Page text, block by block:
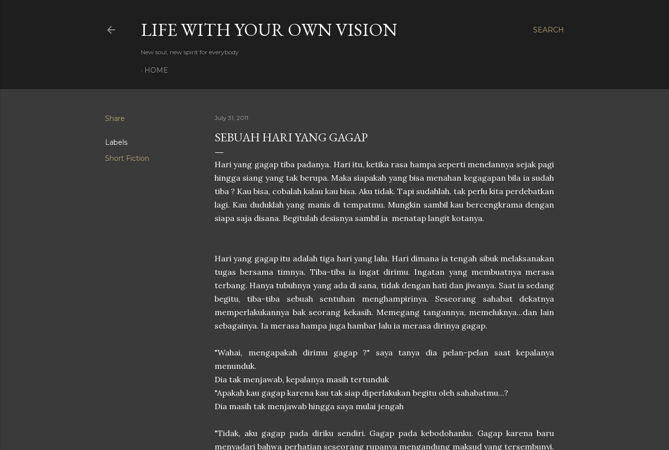
SEARCH
LIFE WITH YOUR OWN VISION
New soul, new spirit for everybody
HOME
Share
Labels
Short Fiction
July 31, 2011
SEBUAH HARI YANG GAGAP
Hari yang gagap tiba padanya. Hari itu, ketika rasa hampa seperti menelannya sejak pagi
hingga siang yang tak berupa. Maka siapakah yang bisa menahan kegagapan bila ia sudah
tiba ? Kau bisa, cobalah kalau kau bisa. Aku tidak. Tapi sudahlah. tak perlu kita perdebatkan
lagi. Kau duduklah yang manis di tempatmu. Mungkin sambil kau bercengkrama dengan
siapa saja disana. Begitulah desisnya sambil ia menatap langit kotanya.
Hari yang gagap itu adalah tiga hari yang lalu. Hari dimana ia tengah sibuk melaksanakan
tugas bersama timnya. Tiba-tiba ia ingat dirimu. Ingatan yang membuatnya merasa
terbang. Hanya tubuhnya yang ada di sana, tidak dengan hati dan jiwanya. Saat ia sedang
begitu, tiba-tiba sebuah sentuhan menghampirinya. Seseorang sahabat dekatnya
memperlakukannya bak seorang kekasih. Memegang tangannya, memeluknya...dan lain
sebagainya. Ia merasa hampa juga hambar lalu ia merasa dirinya gagap.
"Wahai, mengapakah dirimu gagap ?" saya tanya dia pelan-pelan saat kepalanya
menunduk.
Dia tak menjawab, kepalanya masih tertunduk
"Apakah kau gagap karena kau tak siap diperlakukan begitu oleh sahabatmu...?
Dia masih tak menjawab hingga saya mulai jengah
"Tidak, aku gagap pada diriku sendiri. Gagap pada kebodohanku. Gagap karena baru
menyadari bahwa perhatian seseorang rupanya mengandung maksud yang tersembunyi.